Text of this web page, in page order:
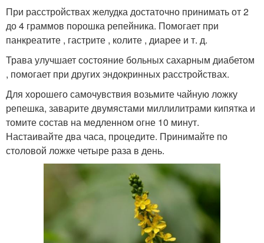
При расстройствах желудка достаточно принимать от 2
до 4 граммов порошка репейника. Помогает при
панкреатите , гастрите , колите , диарее и т. д.
Трава улучшает состояние больных сахарным диабетом
, помогает при других эндокринных расстройствах.
Для хорошего самочувствия возьмите чайную ложку
репешка, заварите двумястами миллилитрами кипятка и
томите состав на медленном огне 10 минут.
Настаивайте два часа, процедите. Принимайте по
столовой ложке четыре раза в день.